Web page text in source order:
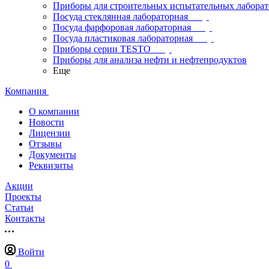
Приборы для строительных испытательных
Посуда стеклянная лабораторная
Посуда фарфоровая лабораторная
Посуда пластиковая лабораторная
Приборы серии TESTO
Приборы для анализа нефти и нефтепродуктов
Еще
Компания
О компании
Новости
Лицензии
Отзывы
Документы
Реквизиты
Акции
Проекты
Статьи
Контакты
Войти
0